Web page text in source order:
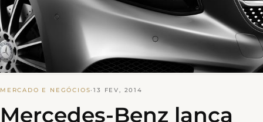
MERCADO E NEGÓCIOS·13 FEV, 2014
Mercedes-Benz lança